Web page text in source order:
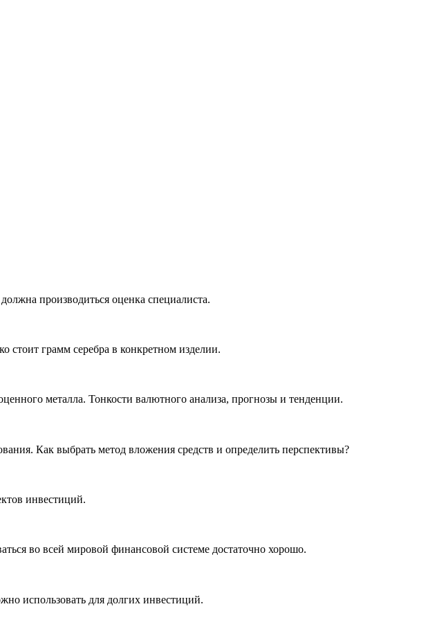
производиться оценка специалиста.
стоит грамм серебра в конкретном изделии.
металла. Тонкости валютного анализа, прогнозы и тенденции.
Как выбрать метод вложения средств и определить перспективы?
инвестиций.
во всей мировой финансовой системе достаточно хорошо.
использовать для долгих инвестиций.